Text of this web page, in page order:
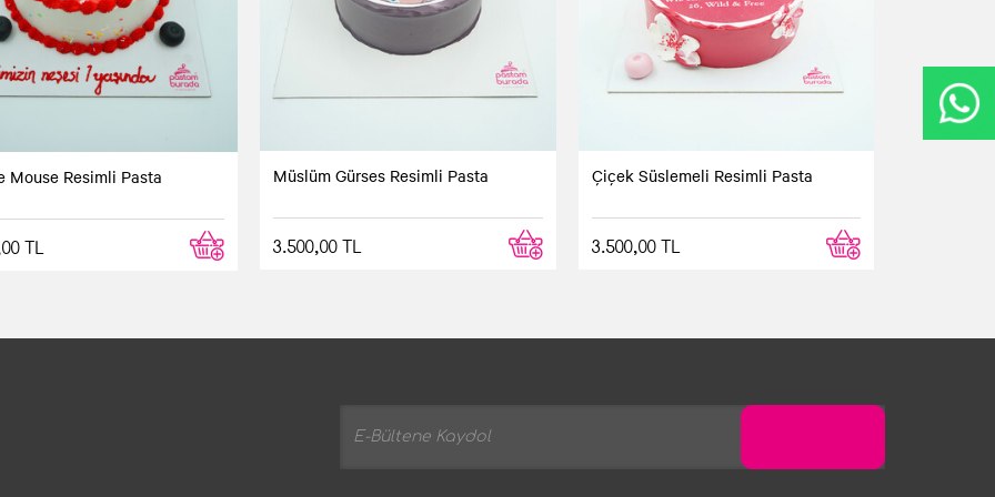
Mouse Resimli Pasta
TL
Müslüm Gürses Resimli Pasta
3.500,00 TL
Çiçek Süslemeli Resimli Pasta
3.500,00 TL